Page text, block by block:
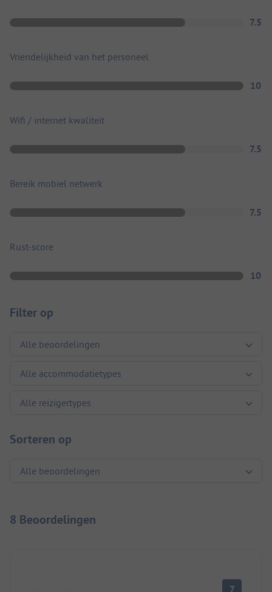
7.5
Vriendelijkheid van het personeel
10
Wifi / internet kwaliteit
7.5
Bereik mobiel netwerk
7.5
Rust-score
10
Filter op
Sorteren op
8 Beoordelingen
7